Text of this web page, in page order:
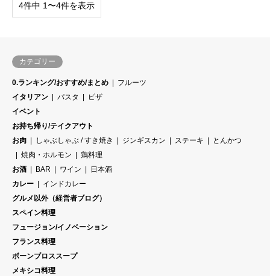
4件中 1〜4件を表示
カテゴリー
0.ランキング/おすすめ/まとめ
フルーツ
イタリアン
パスタ
ピザ
イベント
お持ち帰り/テイクアウト
お肉
しゃぶしゃぶ / すき焼き ジンギスカン ステーキ
とんかつ
焼肉・ホルモン
鶏料理
お酒
BAR ワイン
日本酒
カレー
インドカレー
グルメ以外（経営者ブログ）
スペイン料理
フュージョン/イノベーション
フランス料理
ボーンブロススープ
メキシコ料理